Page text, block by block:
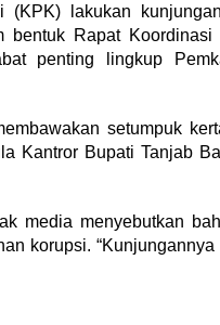
lakukan
Rapat Koordinasi
penting lingkup
setumpuk
Kantror Bupati Tanjab
media menyebutkan
korupsi.